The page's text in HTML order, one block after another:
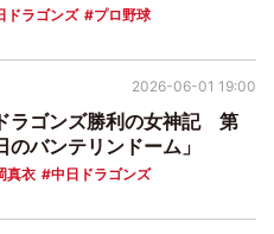
ドラゴンズ プロ野球
ラゴンズ勝利の女神記 第
のバンテリンドーム」
真衣 中日ドラゴンズ
2026-06-01 19:00